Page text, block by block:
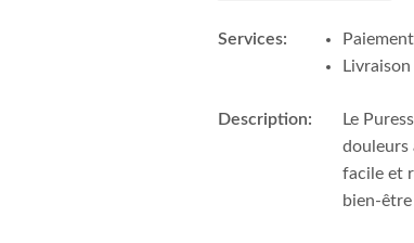
Services:
Description:
Le
douleurs
facile et
bien-